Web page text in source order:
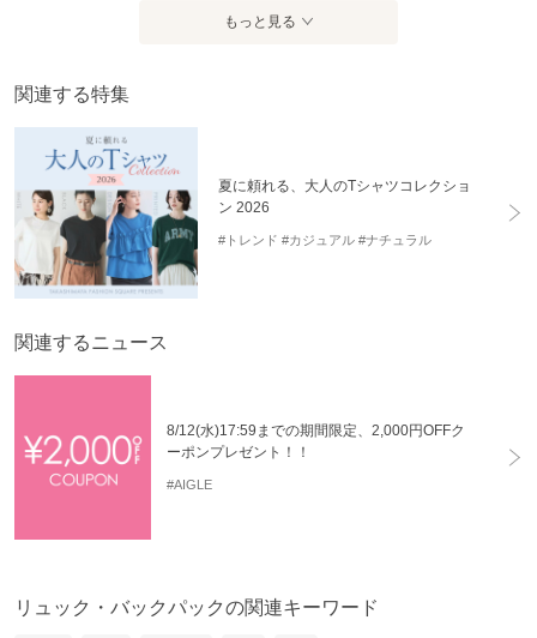
もっと見る
関連する特集
夏に頼れる、大人のTシャツコレクショ
ン 2026
#トレンド #カジュアル #ナチュラル
関連するニュース
8/12(水)17:59までの期間限定、2,000円OFFク
ーポンプレゼント！！
#AIGLE
リュック・バックパックの関連キーワード